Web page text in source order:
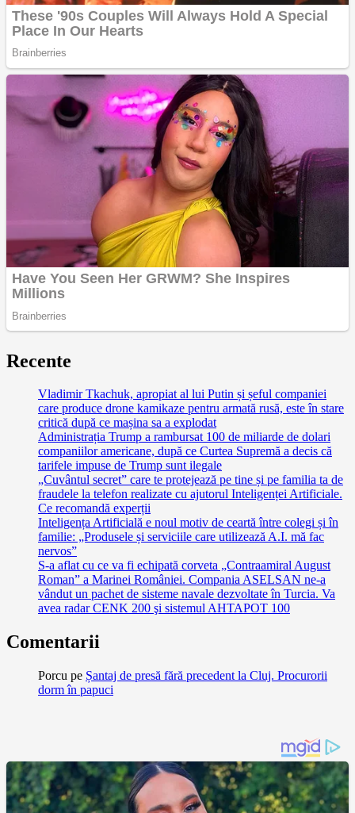
Recente
Vladimir Tkachuk, apropiat al lui Putin și șeful companiei
care produce drone kamikaze pentru armată rusă, este în stare
critică după ce mașina sa a explodat
Administrația Trump a rambursat 100 de miliarde de dolari
companiilor americane, după ce Curtea Supremă a decis că
tarifele impuse de Trump sunt ilegale
„Cuvântul secret” care te protejează pe tine și pe familia ta de
fraudele la telefon realizate cu ajutorul Inteligenței Artificiale.
Ce recomandă experții
Inteligența Artificială e noul motiv de ceartă între colegi și în
familie: „Produsele și serviciile care utilizează A.I. mă fac
nervos”
S-a aflat cu ce va fi echipată corveta „Contraamiral August
Roman” a Marinei României. Compania ASELSAN ne-a
vândut un pachet de sisteme navale dezvoltate în Turcia. Va
avea radar CENK 200 şi sistemul AHTAPOT 100
Comentarii
Porcu pe Șantaj de presă fără precedent la Cluj. Procurorii
dorm în papuci